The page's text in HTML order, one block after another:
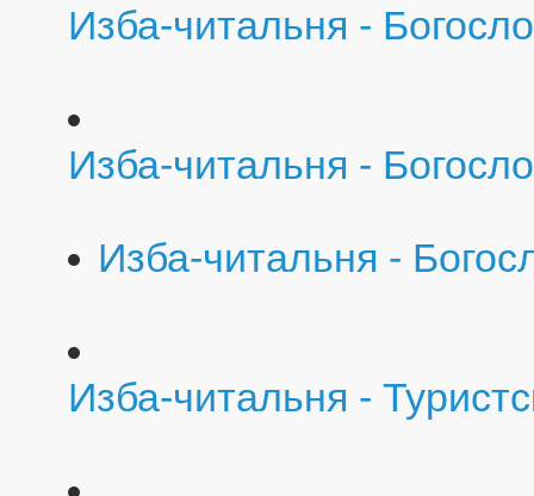
Изба-читальня -
Изба-читальня -
Изба-читальня -
Изба-читальня -